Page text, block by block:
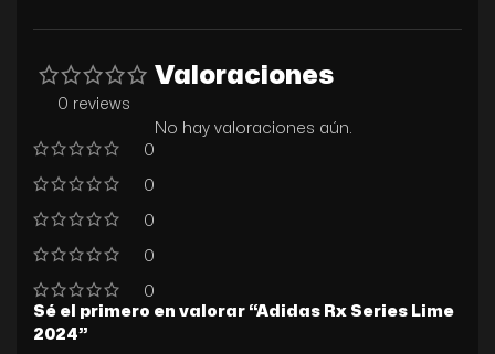
0 reviews
0
0
0
0
0
Valoraciones
No hay valoraciones aún.
Sé el primero en valorar “Adidas Rx Series Lime
2024”